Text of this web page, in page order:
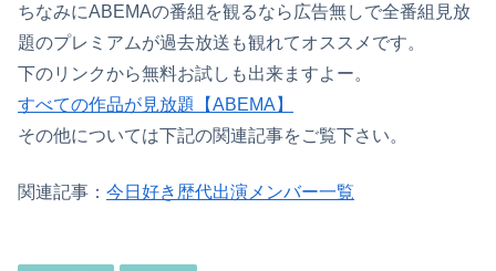
ちなみにABEMAの番組を観るなら広告無しで全番組見放
題のプレミアムが過去放送も観れてオススメです。
下のリンクから無料お試しも出来ますよー。
すべての作品が見放題【ABEMA】
その他については下記の関連記事をご覧下さい。
関連記事： 今日好き歴代出演メンバー一覧